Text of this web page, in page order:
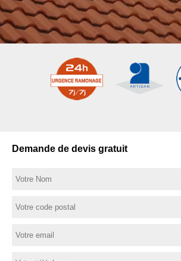
Demande de devis gratuit